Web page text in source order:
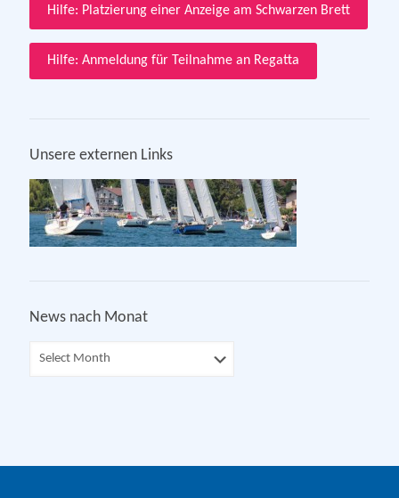
Hilfe: Platzierung einer Anzeige am Schwarzen Brett
Hilfe: Anmeldung für Teilnahme an Regatta
Unsere externen Links
News nach Monat